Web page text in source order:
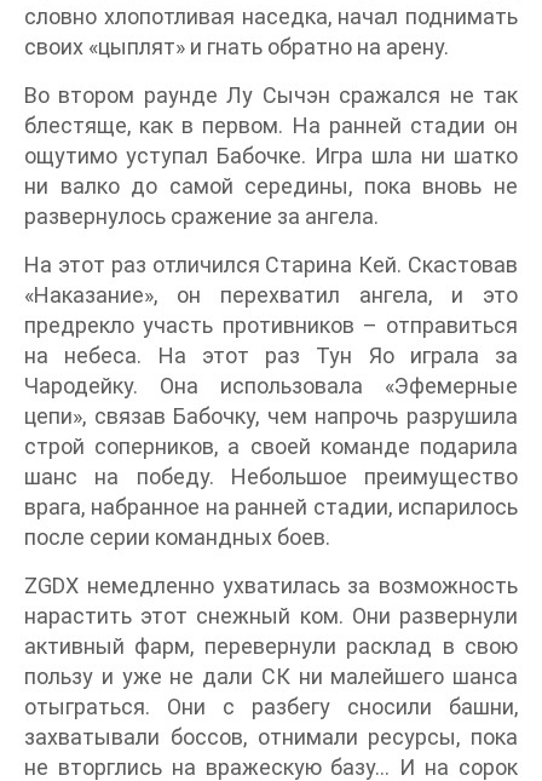
словно хлопотливая наседка, начал поднимать
своих «цыплят» и гнать обратно на арену.
Во втором раунде Лу Сычэн сражался не так
блестяще, как в первом. На ранней стадии он
ощутимо уступал Бабочке. Игра шла ни шатко
ни валко до самой середины, пока вновь не
развернулось сражение за ангела.
На этот раз отличился Старина Кей. Скастовав
«Наказание», он перехватил ангела, и это
предрекло участь противников – отправиться
на небеса. На этот раз Тун Яо играла за
Чародейку. Она использовала «Эфемерные
цепи», связав Бабочку, чем напрочь разрушила
строй соперников, а своей команде подарила
шанс на победу. Небольшое преимущество
врага, набранное на ранней стадии, испарилось
после серии командных боев.
ZGDX немедленно ухватилась за возможность
нарастить этот снежный ком. Они развернули
активный фарм, перевернули расклад в свою
пользу и уже не дали СК ни малейшего шанса
отыграться. Они с разбегу сносили башни,
захватывали боссов, отнимали ресурсы, пока
не вторглись на вражескую базу… И на сорок